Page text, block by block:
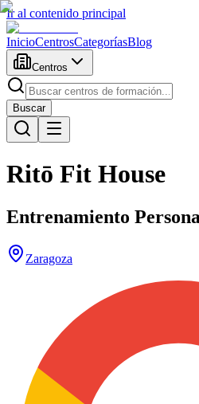
Ir al contenido principal
InicioCentrosCategoríasBlog
Centros
Buscar
Ritō Fit House
Entrenamiento
Zaragoza